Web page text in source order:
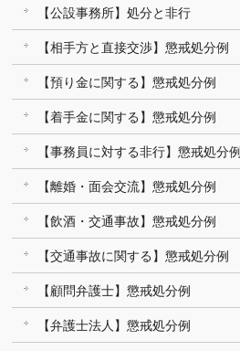
【公設事務所】処分と非行
【相手方と直接交渉】懲戒処分例
【預り金に関する】懲戒処分例
【着手金に関する】懲戒処分例
【事務員に対する非行】懲戒処分例
【離婚・面会交流】懲戒処分例
【飲酒・交通事故】懲戒処分例
【交通事故に関する】懲戒処分例
【顧問弁護士】懲戒処分例
【弁護士法人】懲戒処分例